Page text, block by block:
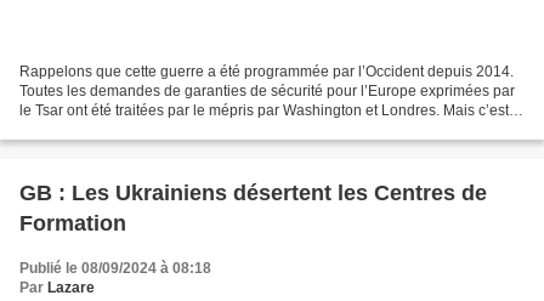
Rappelons que cette guerre a été programmée par l’Occident depuis 2014.
Toutes les demandes de garanties de sécurité pour l’Europe exprimées par
le Tsar ont été traitées par le mépris par Washington et Londres. Mais c’est la
GB : Les Ukrainiens désertent les Centres de
Formation
Publié le 08/09/2024 à 08:18
Par Lazare